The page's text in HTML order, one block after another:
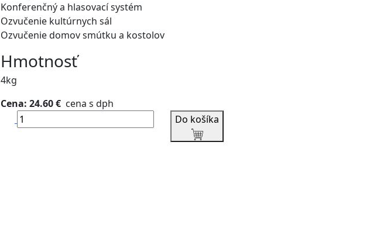
Konferenčný a hlasovací systém
Ozvučenie kultúrnych sál
Ozvučenie domov smútku a kostolov
Hmotnosť
4kg
Cena: 24.60 € cena s dph
Do košíka